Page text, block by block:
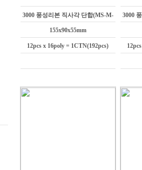
3000 풍성리본 직사각 단합(MS-M-
316)
155x90x55mm
12pcs x 16poly = 1CTN(192pcs)
3000